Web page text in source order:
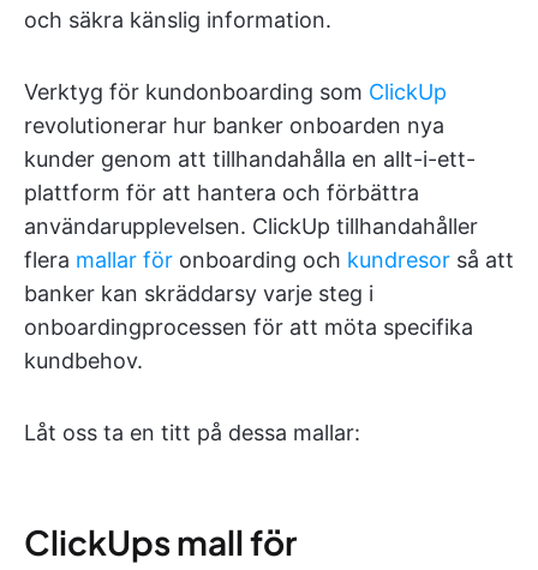
och säkra känslig information.
Verktyg för kundonboarding som ClickUp
revolutionerar hur banker onboarden nya
kunder genom att tillhandahålla en allt-i-ett-
plattform för att hantera och förbättra
användarupplevelsen. ClickUp tillhandahåller
flera mallar för onboarding och kundresor så att
banker kan skräddarsy varje steg i
onboardingprocessen för att möta specifika
kundbehov.
Låt oss ta en titt på dessa mallar:
ClickUps mall för